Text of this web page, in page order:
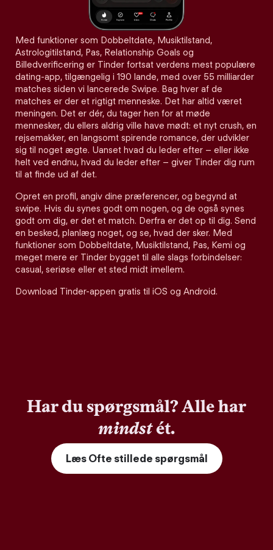
Med funktioner som Dobbeltdate, Musiktilstand,
Astrologitilstand, Pas, Relationship Goals og
Billedverificering er Tinder fortsat verdens mest populære
dating-app, tilgængelig i 190 lande, med over 55 milliarder
matches siden vi lancerede Swipe. Bag hver af de
matches er der et rigtigt menneske. Det har altid været
meningen. Det er dér, du tager hen for at møde
mennesker, du ellers aldrig ville have mødt: et nyt crush, en
rejsemakker, en langsomt spirende romance, der udvikler
sig til noget ægte. Uanset hvad du leder efter – eller ikke
helt ved endnu, hvad du leder efter – giver Tinder dig rum
til at finde ud af det.
Opret en profil, angiv dine præferencer, og begynd at
swipe. Hvis du synes godt om nogen, og de også synes
godt om dig, er det et match. Derfra er det op til dig. Send
en besked, planlæg noget, og se, hvad der sker. Med
funktioner som Dobbeltdate, Musiktilstand, Pas, Kemi og
meget mere er Tinder bygget til alle slags forbindelser:
casual, seriøse eller et sted midt imellem.
Download Tinder-appen gratis til iOS og Android.
Har du spørgsmål? Alle har
mindstét.
Læs Ofte stillede spørgsmål